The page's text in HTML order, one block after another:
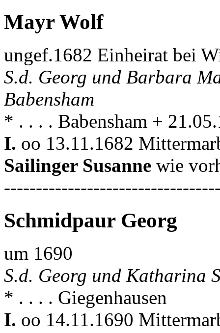
Mayr Wolf
ungef.1682 Einheirat bei
S.d. Georg und Barbara
Babensham
* . . . . Babensham +
I. oo 13.11.1682
Sailinger Susanne wie
Schmidpaur Georg
um 1690
S.d. Georg und Katharina
* . . . . Giegenhausen
I. oo 14.11.1690